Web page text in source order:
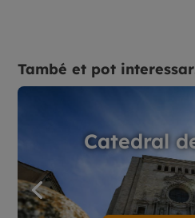
També et pot
Catedral